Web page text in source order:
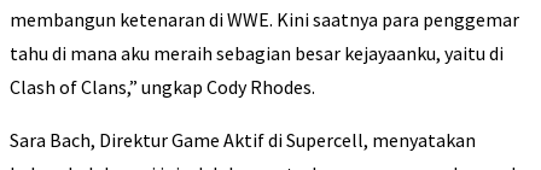
membangun ketenaran di WWE. Kini saatnya para penggemar
tahu di mana aku meraih sebagian besar kejayaanku, yaitu di
Clash of Clans,” ungkap Cody Rhodes.
Sara Bach, Direktur Game Aktif di Supercell, menyatakan